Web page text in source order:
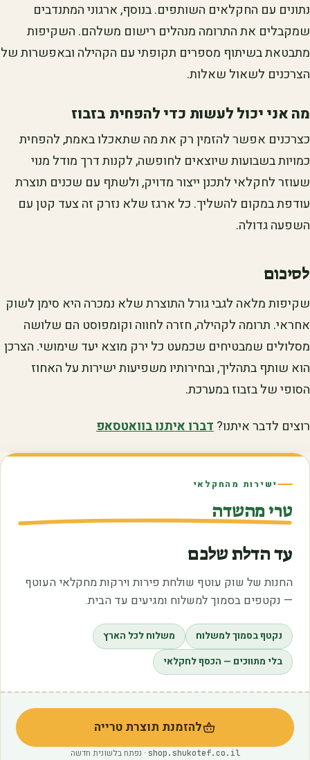
נתונים עם החקלאים השותפים. בנוסף, ארגוני המתנדבים
שמקבלים את התרומה מנהלים רישום משלהם. השקיפות
מתבטאת בשיתוף מספרים תקופתי עם הקהילה ובאפשרות של
הצרכנים לשאול שאלות.
מה אני יכול לעשות כדי להפחית בזבוז
כצרכנים אפשר להזמין רק את מה שתאכלו באמת, להפחית
כמויות בשבועות שיוצאים לחופשה, לקנות דרך מודל מנוי
שעוזר לחקלאי לתכנן ייצור מדויק, ולשתף עם שכנים תוצרת
עודפת במקום להשליך. כל ארגז שלא נזרק זה צעד קטן עם
השפעה גדולה.
לסיכום
שקיפות מלאה לגבי גורל התוצרת שלא נמכרה היא סימן לשוק
אחראי. תרומה לקהילה, חזרה לחווה וקומפוסט הם שלושה
מסלולים שמבטיחים שכמעט כל ירק מוצא יעד שימושי. הצרכן
הוא שותף בתהליך, ובחירותיו משפיעות ישירות על האחוז
הסופי של בזבוז במערכת.
רוצים לדבר איתנו?דברו איתנו בוואטסאפ
ישירות מהחקלאי
טרי מהשדה
עד הדלת שלכם
החנות של שוק עוטף שולחת פירות וירקות מחקלאי העוטף
— נקטפים בסמוך למשלוח ומגיעים עד הבית.
נקטף בסמוך למשלוח
משלוח לכל הארץ
בלי מתווכים — הכסף לחקלאי
להזמנת תוצרת טרייה
(נפתח בלשונית חדשה)
shop.shukotef.co.il · נפתח בלשונית חדשה